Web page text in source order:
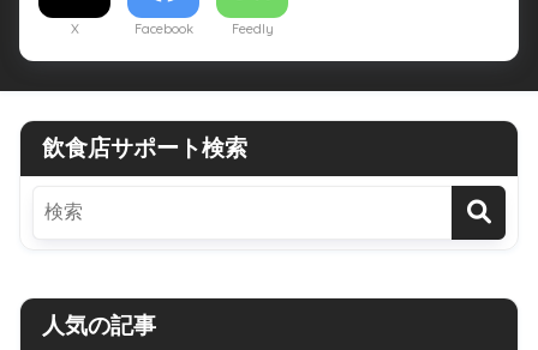
X Facebook Feedly
飲食店サポート検索
人気の記事